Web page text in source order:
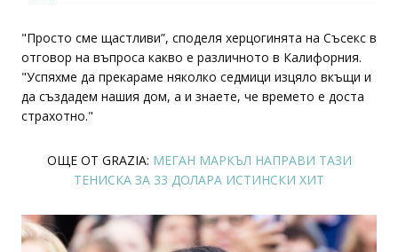
"Просто сме щастливи”, споделя херцогинята на Съсекс в
отговор на въпроса какво е различното в Калифорния.
"Успяхме да прекараме няколко седмици изцяло вкъщи и
да създадем нашия дом, а и знаете, че времето е доста
страхотно."
ОЩЕ ОТ GRAZIA: МЕГАН МАРКЪЛ НАПРАВИ ТАЗИ
ТЕНИСКА ЗА 33 ДОЛАРА ИСТИНСКИ ХИТ